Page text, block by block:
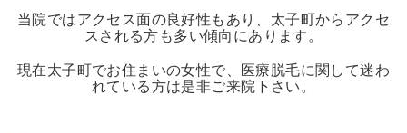
当院ではアクセス面の良好性もあり、太子町からアクセ
スされる方も多い傾向にあります。
現在太子町でお住まいの女性で、医療脱毛に関して迷わ
れている方は是非ご来院下さい。